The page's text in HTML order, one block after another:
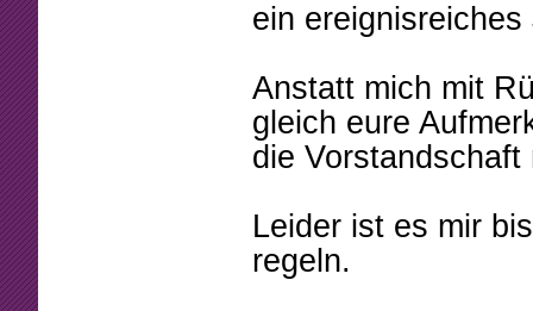
Mitgliedschaft
Arbeitsstunden
Formulare
Sponsoring
Tennistreff
Spielerbörse
Turniere
Ballmaschine
ein
Anstatt mich mit
gleich eure
die
Leider ist es mir
regeln.